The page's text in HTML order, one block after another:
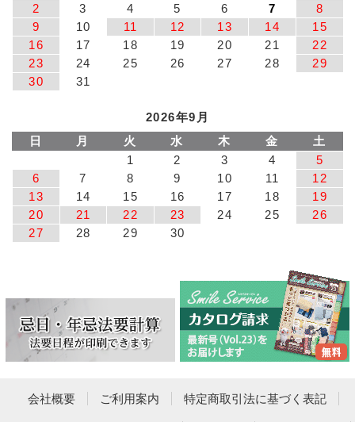
2
3 4 5 6 7
8
9
10 11 12 13 14
15
16
17 18 19 20 21
22
23
24 25 26 27 28
29
30
31
2026年9月
日
月 火 水 木 金
土
1
2 3 4
5
6
7 8 9 10 11
12
13
14 15 16 17 18
19
20
21 22 23 24 25
26
27
28 29 30
会社概要 ご利用案内 特定商取引法に基づく表記